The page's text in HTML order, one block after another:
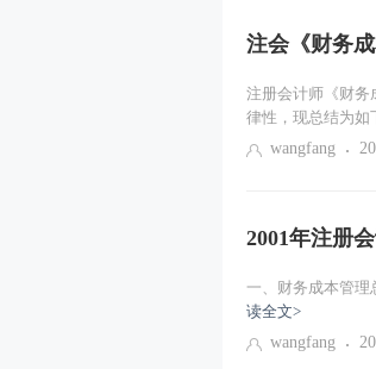
注会《财务
注册会计师《财务
律性，现总结为如
wangfang
2001年注册
读全文>
wangfang